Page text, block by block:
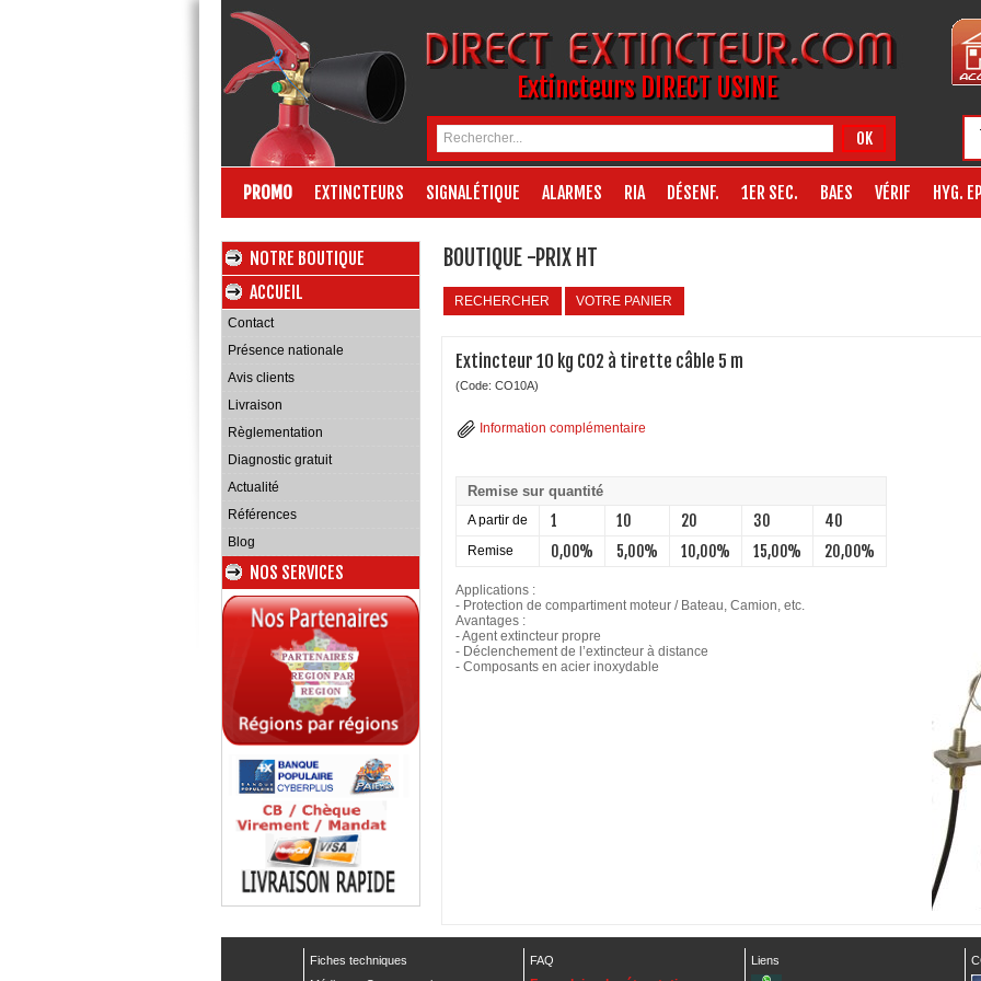
Extincteurs DIRECT USINE
OK
PROMO EXTINCTEURS SIGNALÉTIQUE ALARMES RIA DÉSENF. 1ER SEC. BAES VÉRIF HYG.
NOTRE BOUTIQUE
ACCUEIL
Contact
Présence nationale
Avis clients
Livraison
Règlementation
Diagnostic gratuit
Actualité
Références
Blog
NOS SERVICES
BOUTIQUE -PRIX HT
RECHERCHER VOTRE PANIER
Extincteur 10 kg CO2 à tirette câble 5 m
(Code: CO10A)
Information complémentaire
Remise sur quantité
A partir de 1 10 20 30 40
Remise 0,00% 5,00% 10,00% 15,00% 20,00%
Applications :
- Protection de compartiment moteur / Bateau, Camion, etc.
Avantages :
- Agent extincteur propre
- Déclenchement de l’extincteur à distance
- Composants en acier inoxydable
Fiches techniques FAQ Liens